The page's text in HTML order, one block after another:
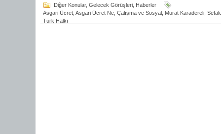
Diğer Konular, Gelecek Görüşleri Haberler
Asgari Ücret Asgari Ücret Ne Çalışma ve Sosyal Murat Karadereli
Türk Halkı